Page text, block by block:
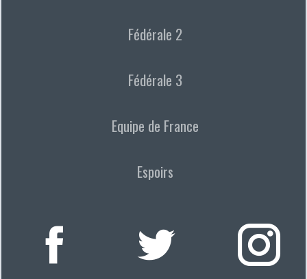
Fédérale 2
Fédérale 3
Equipe de France
Espoirs